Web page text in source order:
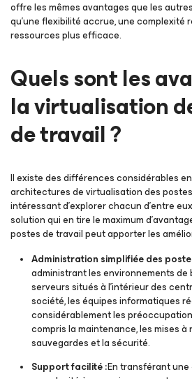
offre les mêmes avantages que les
qu’une flexibilité accrue, une complexité
ressources plus efficace.
Quels sont les
la virtualisation
de travail ?
Il existe des différences considérables
architectures de virtualisation des
intéressant d’explorer chacun d’entre
solution qui en tire le maximum
postes de travail peut apporter les
Administration simplifiée des
administrant les environnements de
serveurs situés à l’intérieur des
société, les équipes informatiques
considérablement les
compris la maintenance, les mises à
sauvegardes et la sécurité.
Support facilité :En transférant